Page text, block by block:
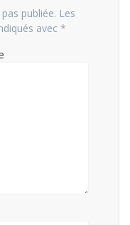
publiée. Les
avec *